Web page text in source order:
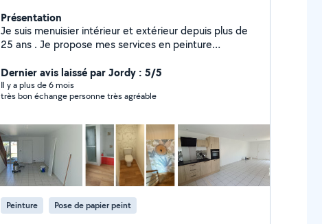
Présentation
Je suis menuisier intérieur et extérieur depuis plus de
25 ans . Je propose mes services en peinture
Dernier avis laissé par Jordy : 5/5
Il y a plus de 6 mois
très bon échange personne très agréable
Peinture Pose de papier peint